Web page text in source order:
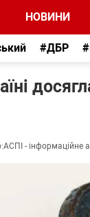
НОВИНИ
#ДБР
АСПІ - інформаційне